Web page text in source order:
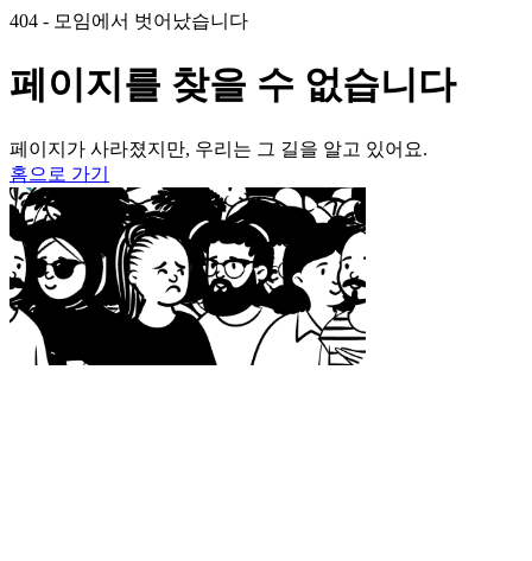
404 - 모임에서 벗어났습니다
페이지를 찾을 수 없습니다
페이지가 사라졌지만, 우리는 그 길을 알고 있어요.
홈으로 가기